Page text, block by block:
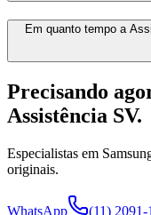
Em quanto tempo a
Precisando
Assistência SV.
Especialistas em
originais.
WhatsApp (11) 2091-